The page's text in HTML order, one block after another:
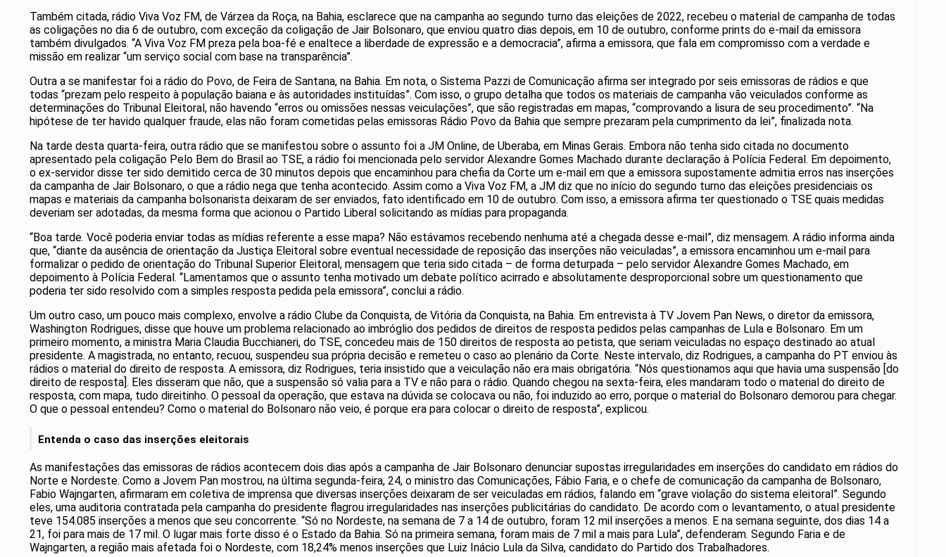
Também citada, rádio Viva Voz FM, de Várzea da Roça, na Bahia, esclarece que na campanha ao segundo turno das eleições de 2022, recebeu o material de campanha de todas
as coligações no dia 6 de outubro, com exceção da coligação de Jair Bolsonaro, que enviou quatro dias depois, em 10 de outubro, conforme prints do e-mail da emissora
também divulgados. “A Viva Voz FM preza pela boa-fé e enaltece a liberdade de expressão e a democracia”, afirma a emissora, que fala em compromisso com a verdade e
missão em realizar “um serviço social com base na transparência”.
Outra a se manifestar foi a rádio do Povo, de Feira de Santana, na Bahia. Em nota, o Sistema Pazzi de Comunicação afirma ser integrado por seis emissoras de rádios e que
todas “prezam pelo respeito à população baiana e às autoridades instituídas”. Com isso, o grupo detalha que todos os materiais de campanha vão veiculados conforme as
determinações do Tribunal Eleitoral, não havendo “erros ou omissões nessas veiculações”, que são registradas em mapas, “comprovando a lisura de seu procedimento”. “Na
hipótese de ter havido qualquer fraude, elas não foram cometidas pelas emissoras Rádio Povo da Bahia que sempre prezaram pela cumprimento da lei”, finalizada nota.
Na tarde desta quarta-feira, outra rádio que se manifestou sobre o assunto foi a JM Online, de Uberaba, em Minas Gerais. Embora não tenha sido citada no documento
apresentado pela coligação Pelo Bem do Brasil ao TSE, a rádio foi mencionada pelo servidor Alexandre Gomes Machado durante declaração à Polícia Federal. Em depoimento,
o ex-servidor disse ter sido demitido cerca de 30 minutos depois que encaminhou para chefia da Corte um e-mail em que a emissora supostamente admitia erros nas inserções
da campanha de Jair Bolsonaro, o que a rádio nega que tenha acontecido. Assim como a Viva Voz FM, a JM diz que no início do segundo turno das eleições presidenciais os
mapas e materiais da campanha bolsonarista deixaram de ser enviados, fato identificado em 10 de outubro. Com isso, a emissora afirma ter questionado o TSE quais medidas
deveriam ser adotadas, da mesma forma que acionou o Partido Liberal solicitando as mídias para propaganda.
“Boa tarde. Você poderia enviar todas as mídias referente a esse mapa? Não estávamos recebendo nenhuma até a chegada desse e-mail”, diz mensagem. A rádio informa ainda
que, “diante da ausência de orientação da Justiça Eleitoral sobre eventual necessidade de reposição das inserções não veiculadas”, a emissora encaminhou um e-mail para
formalizar o pedido de orientação do Tribunal Superior Eleitoral, mensagem que teria sido citada – de forma deturpada – pelo servidor Alexandre Gomes Machado, em
depoimento à Polícia Federal. “Lamentamos que o assunto tenha motivado um debate político acirrado e absolutamente desproporcional sobre um questionamento que
poderia ter sido resolvido com a simples resposta pedida pela emissora”, conclui a rádio.
Um outro caso, um pouco mais complexo, envolve a rádio Clube da Conquista, de Vitória da Conquista, na Bahia. Em entrevista à TV Jovem Pan News, o diretor da emissora,
Washington Rodrigues, disse que houve um problema relacionado ao imbróglio dos pedidos de direitos de resposta pedidos pelas campanhas de Lula e Bolsonaro. Em um
primeiro momento, a ministra Maria Claudia Bucchianeri, do TSE, concedeu mais de 150 direitos de resposta ao petista, que seriam veiculadas no espaço destinado ao atual
presidente. A magistrada, no entanto, recuou, suspendeu sua própria decisão e remeteu o caso ao plenário da Corte. Neste intervalo, diz Rodrigues, a campanha do PT enviou às
rádios o material do direito de resposta. A emissora, diz Rodrigues, teria insistido que a veiculação não era mais obrigatória. “Nós questionamos aqui que havia uma suspensão [do
direito de resposta]. Eles disseram que não, que a suspensão só valia para a TV e não para o rádio. Quando chegou na sexta-feira, eles mandaram todo o material do direito de
resposta, com mapa, tudo direitinho. O pessoal da operação, que estava na dúvida se colocava ou não, foi induzido ao erro, porque o material do Bolsonaro demorou para chegar.
O que o pessoal entendeu? Como o material do Bolsonaro não veio, é porque era para colocar o direito de resposta”, explicou.
Entenda o caso das inserções eleitorais
As manifestações das emissoras de rádios acontecem dois dias após a campanha de Jair Bolsonaro denunciar supostas irregularidades em inserções do candidato em rádios do
Norte e Nordeste. Como a Jovem Pan mostrou, na última segunda-feira, 24, o ministro das Comunicações, Fábio Faria, e o chefe de comunicação da campanha de Bolsonaro,
Fabio Wajngarten, afirmaram em coletiva de imprensa que diversas inserções deixaram de ser veiculadas em rádios, falando em “grave violação do sistema eleitoral”. Segundo
eles, uma auditoria contratada pela campanha do presidente flagrou irregularidades nas inserções publicitárias do candidato. De acordo com o levantamento, o atual presidente
teve 154.085 inserções a menos que seu concorrente. “Só no Nordeste, na semana de 7 a 14 de outubro, foram 12 mil inserções a menos. E na semana seguinte, dos dias 14 a
21, foi para mais de 17 mil. O lugar mais forte disso é o Estado da Bahia. Só na primeira semana, foram mais de 7 mil a mais para Lula”, defenderam. Segundo Faria e de
Wajngarten, a região mais afetada foi o Nordeste, com 18,24% menos inserções que Luiz Inácio Lula da Silva, candidato do Partido dos Trabalhadores.